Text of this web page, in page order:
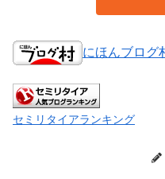
にほんブログ
セミリタイアランキング